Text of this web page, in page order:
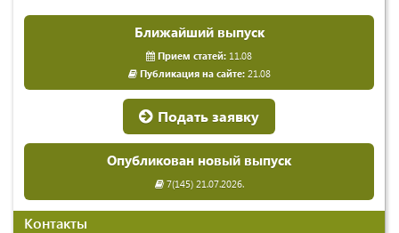
Ближайший выпуск
Прием статей: 11.08
Публикация на сайте:21.08
Подать заявку
Опубликован новый выпуск
7(145) 21.07.2026.
Контакты